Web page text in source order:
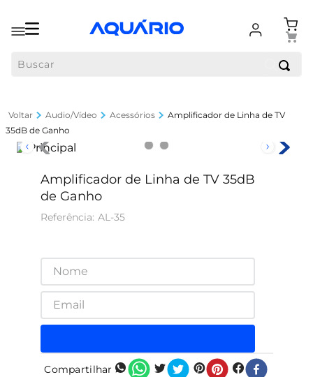
Audio/Vídeo Acessórios
Amplificador de Linha de TV
35dB de Ganho
Amplificador de Linha de TV 35dB
de Ganho
AL-35
Compartilhar